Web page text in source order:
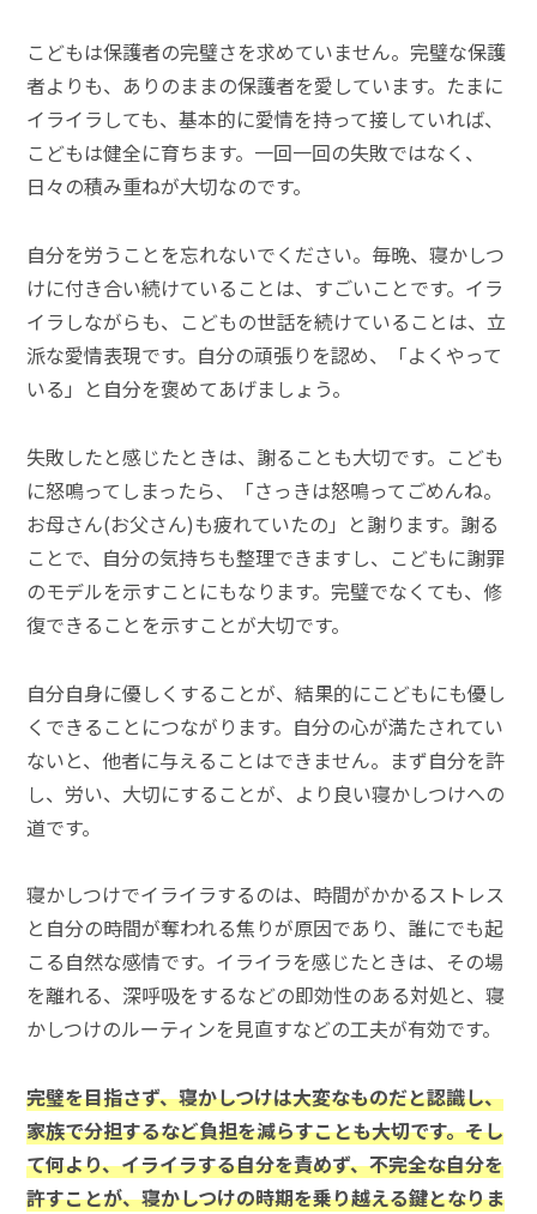
こどもは保護者の完璧さを求めていません。完璧な保護
者よりも、ありのままの保護者を愛しています。たまに
イライラしても、基本的に愛情を持って接していれば、
こどもは健全に育ちます。一回一回の失敗ではなく、
日々の積み重ねが大切なのです。
自分を労うことを忘れないでください。毎晩、寝かしつ
けに付き合い続けていることは、すごいことです。イラ
イラしながらも、こどもの世話を続けていることは、立
派な愛情表現です。自分の頑張りを認め、「よくやって
いる」と自分を褒めてあげましょう。
失敗したと感じたときは、謝ることも大切です。こども
に怒鳴ってしまったら、「さっきは怒鳴ってごめんね。
お母さん(お父さん)も疲れていたの」と謝ります。謝る
ことで、自分の気持ちも整理できますし、こどもに謝罪
のモデルを示すことにもなります。完璧でなくても、修
復できることを示すことが大切です。
自分自身に優しくすることが、結果的にこどもにも優し
くできることにつながります。自分の心が満たされてい
ないと、他者に与えることはできません。まず自分を許
し、労い、大切にすることが、より良い寝かしつけへの
道です。
寝かしつけでイライラするのは、時間がかかるストレス
と自分の時間が奪われる焦りが原因であり、誰にでも起
こる自然な感情です。イライラを感じたときは、その場
を離れる、深呼吸をするなどの即効性のある対処と、寝
かしつけのルーティンを見直すなどの工夫が有効です。
完璧を目指さず、寝かしつけは大変なものだと認識し、
家族で分担するなど負担を減らすことも大切です。そし
て何より、イライラする自分を責めず、不完全な自分を
許すことが、寝かしつけの時期を乗り越える鍵となりま